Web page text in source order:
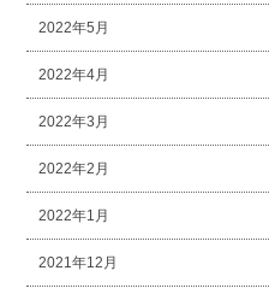
2022年5月
2022年4月
2022年3月
2022年2月
2022年1月
2021年12月